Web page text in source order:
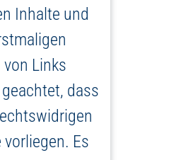
Inhalte und
von Links
dass
vorliegen. Es